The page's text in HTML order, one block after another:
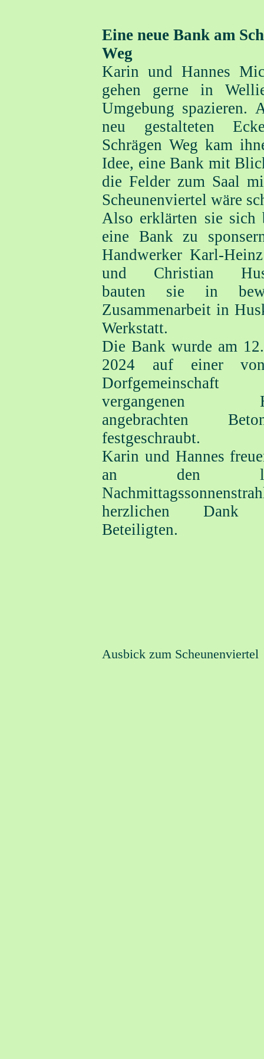
Eine neue Bank am
Weg
Karin und Hannes
gehen gerne in
Umgebung spazieren.
neu gestalteten
Schrägen Weg kam
Idee, eine Bank mit
die Felder zum Saal
Scheunenviertel wäre
Also erklärten sie sich
eine Bank zu
Handwerker Karl-
und Christian
bauten sie in
Zusammenarbeit in
Werkstatt.
Die Bank wurde am
2024 auf einer
vergangenen
angebrachten
festgeschraubt.
Karin und Hannes
an den
herzlichen Dank
Beteiligten.
Ausbick zum Scheunenviertel